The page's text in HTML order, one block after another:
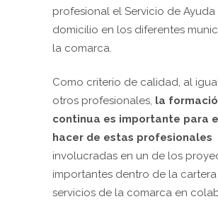
profesional el Servicio de Ayuda
domicilio en los diferentes
la comarca.
Como criterio de calidad, al
otros profesionales, la
continua es importante para
hacer de estas profesionales
involucradas en un de los
importantes dentro de la
servicios de la comarca en